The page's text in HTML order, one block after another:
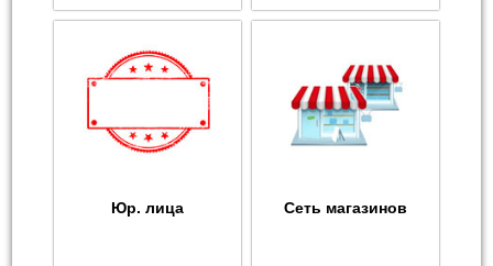
Юр. лица Сеть магазинов